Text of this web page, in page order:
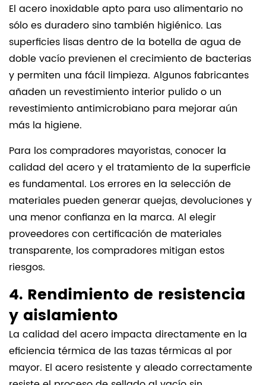
El acero inoxidable apto para uso alimentario no
sólo es duradero sino también higiénico. Las
superficies lisas dentro de la botella de agua de
doble vacío previenen el crecimiento de bacterias
y permiten una fácil limpieza. Algunos fabricantes
añaden un revestimiento interior pulido o un
revestimiento antimicrobiano para mejorar aún
más la higiene.
Para los compradores mayoristas, conocer la
calidad del acero y el tratamiento de la superficie
es fundamental. Los errores en la selección de
materiales pueden generar quejas, devoluciones y
una menor confianza en la marca. Al elegir
proveedores con certificación de materiales
transparente, los compradores mitigan estos
riesgos.
4. Rendimiento de resistencia
y aislamiento
La calidad del acero impacta directamente en la
eficiencia térmica de las tazas térmicas al por
mayor. El acero resistente y aleado correctamente